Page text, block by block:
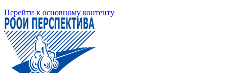
Перейти к основному контенту